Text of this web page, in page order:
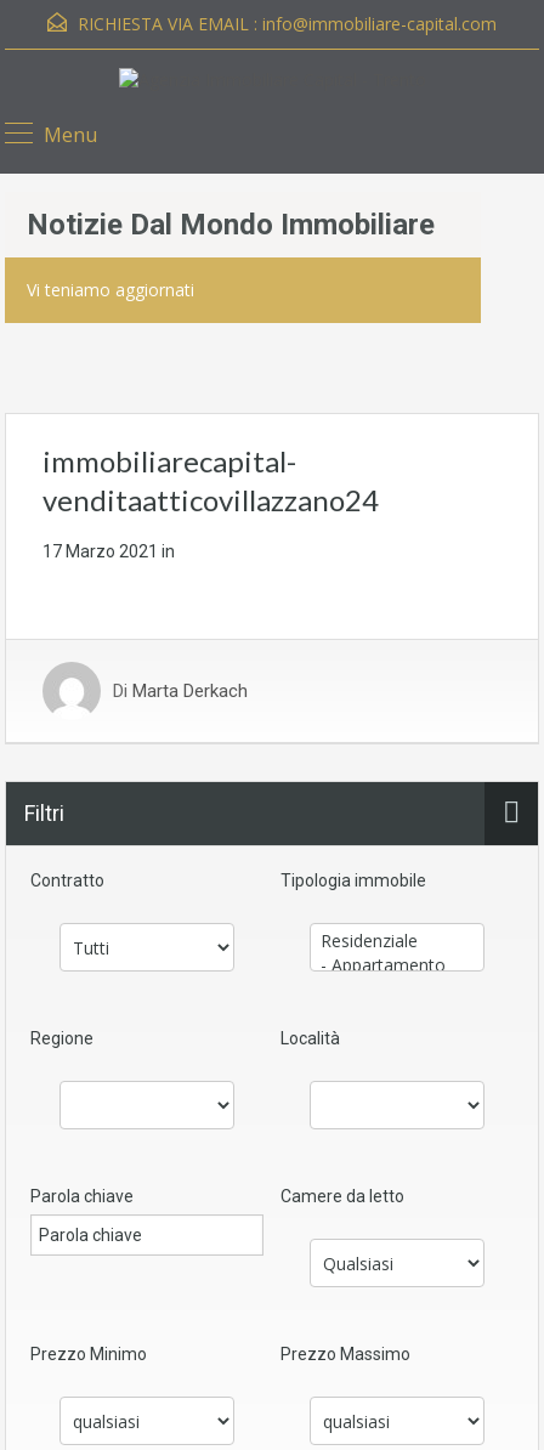
RICHIESTA VIA EMAIL : info@immobiliare-capital.com
Menu
Notizie Dal Mondo Immobiliare
Vi teniamo aggiornati
immobiliarecapital-
venditaatticovillazzano24
17 Marzo 2021 in
Di Marta Derkach
Filtri
Contratto Tipologia immobile
Regione Località
Parola chiave Camere da letto
Prezzo Minimo Prezzo Massimo